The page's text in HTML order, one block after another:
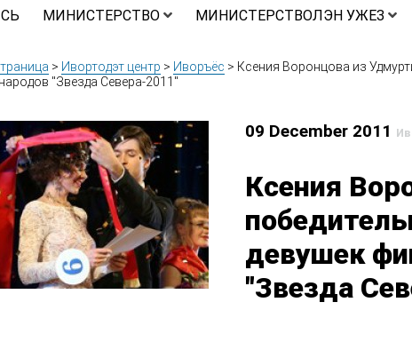
МИНИСТЕРСТВО МИНИСТЕРСТВОЛЭН УЖЕЗ
> Ивортодэт центр > Иворъёс > Ксения Воронцова из
"Звезда Севера-2011"
09 December 2011
Ксения
девушек
"Звезда